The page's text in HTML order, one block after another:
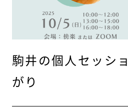
駒井の個人セッシ
がり